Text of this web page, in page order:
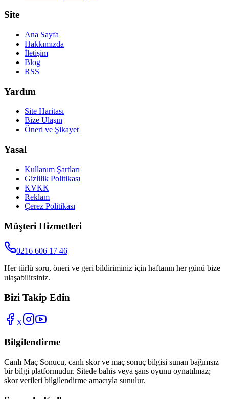
Site
Ana Sayfa
Hakkımızda
İletişim
Blog
RSS
Yardım
Site Haritası
Bize Ulaşın
Öneri ve Şikayet
Yasal
Kullanım Şartları
Gizlilik Politikası
KVKK
Reklam
Çerez Politikası
Müşteri Hizmetleri
0216 606 17 46
Her türlü soru, öneri ve geri bildiriminiz için haftanın her günü bize
ulaşabilirsiniz.
Bizi Takip Edin
X
Bilgilendirme
Canlı Maç Sonucu, canlı skor ve maç sonuç bilgisi sunan bağımsız
bir bilgi platformudur. Sitede bahis veya şans oyunu oynatılmaz;
skor verileri bilgilendirme amacıyla sunulur.